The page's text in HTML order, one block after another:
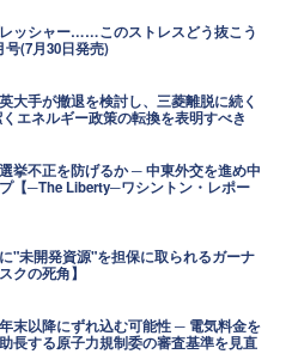
ッシャー……このストレスどう抜こう
号(7月30日発売)
大手が撤退を検討し、三菱離脱に続く
エネルギー政策の転換を表明すべき
挙不正を防げるか ─ 中東外交を進め中
【─The Liberty─ワシントン・レポー
"未開発資源"を担保に取られるガーナ
クの死角】
末以降にずれ込む可能性 ─ 電気料金を
長する原子力規制委の審査基準を見直